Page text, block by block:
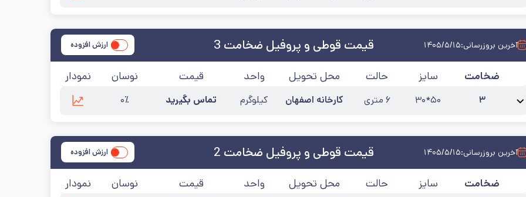
ارزش افزوده قیمت قوطی و پروفیل ضخامت 3 آخرین بروزرسانی:۱۴۰۵/۵/۱۵
ضخامت سایز حالت محل تحویل واحد قیمت نوسان نمودار
۳ ۵۰*۳۰ ۶ متری کارخانه اصفهان کیلوگرم تماس بگیرید ۰٪
ارزش افزوده قیمت قوطی و پروفیل ضخامت 2 آخرین بروزرسانی:۱۴۰۵/۵/۱۵
ضخامت سایز حالت محل تحویل واحد قیمت نوسان نمودار